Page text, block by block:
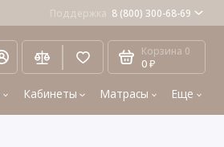
Поддержка 8 (800) 300-68-69
Корзина 0
0 ₽
Кабинеты Матрасы Еще